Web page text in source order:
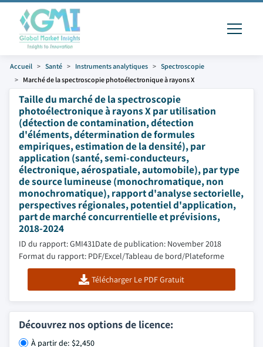
Accueil Santé Instruments analytiques
Spectroscopie
Marché de la spectroscopie photoélectronique à rayons X
Taille du marché de la spectroscopie
photoélectronique à rayons X par utilisation
(détection de contamination, détection
d'éléments, détermination de formules
empiriques, estimation de la densité), par
application (santé, semi-conducteurs,
électronique, aérospatiale, automobile), par type
de source lumineuse (monochromatique, non
monochromatique), rapport d'analyse sectorielle,
perspectives régionales, potentiel d'application,
part de marché concurrentielle et prévisions,
2018-2024
ID du rapport: GMI431Date de publication: November 2018
Format du rapport: PDF/Excel/Tableau de bord/Plateforme
Télécharger Le PDF Gratuit
Découvrez nos options de licence:
À partir de: $2,450